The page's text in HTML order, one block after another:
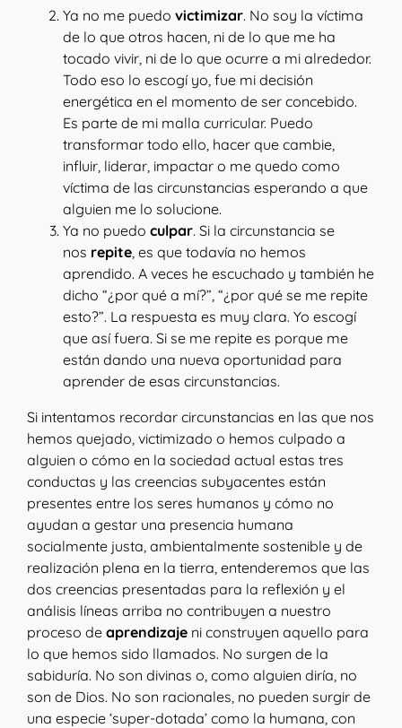
Ya no me puedo victimizar. No soy la víctima
de lo que otros hacen, ni de lo que me ha
tocado vivir, ni de lo que ocurre a mi alrededor.
Todo eso lo escogí yo, fue mi decisión
energética en el momento de ser concebido.
Es parte de mi malla curricular. Puedo
transformar todo ello, hacer que cambie,
influir, liderar, impactar o me quedo como
víctima de las circunstancias esperando a que
alguien me lo solucione.
Ya no puedo culpar. Si la circunstancia se
nos repite, es que todavía no hemos
aprendido. A veces he escuchado y también he
dicho “¿por qué a mí?”, “¿por qué se me repite
esto?”. La respuesta es muy clara. Yo escogí
que así fuera. Si se me repite es porque me
están dando una nueva oportunidad para
aprender de esas circunstancias.
Si intentamos recordar circunstancias en las que nos
hemos quejado, victimizado o hemos culpado a
alguien o cómo en la sociedad actual estas tres
conductas y las creencias subyacentes están
presentes entre los seres humanos y cómo no
ayudan a gestar una presencia humana
socialmente justa, ambientalmente sostenible y de
realización plena en la tierra, entenderemos que las
dos creencias presentadas para la reflexión y el
análisis líneas arriba no contribuyen a nuestro
proceso de aprendizaje ni construyen aquello para
lo que hemos sido llamados. No surgen de la
sabiduría. No son divinas o, como alguien diría, no
son de Dios. No son racionales, no pueden surgir de
una especie ‘super-dotada’ como la humana, con